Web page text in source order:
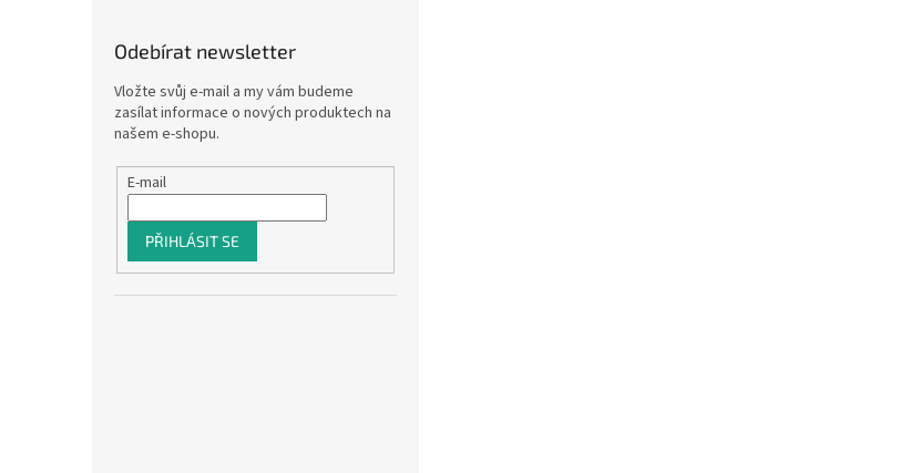
Odebírat newsletter
Vložte svůj e-mail a my vám budeme
zasílat informace o nových produktech na
našem e-shopu.
E-mail
PŘIHLÁSIT SE